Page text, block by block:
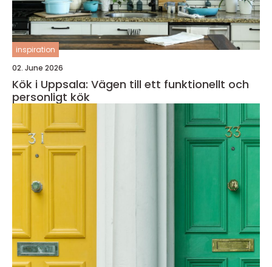
inspiration
02. June 2026
Kök i Uppsala: Vägen till ett funktionellt och
personligt kök